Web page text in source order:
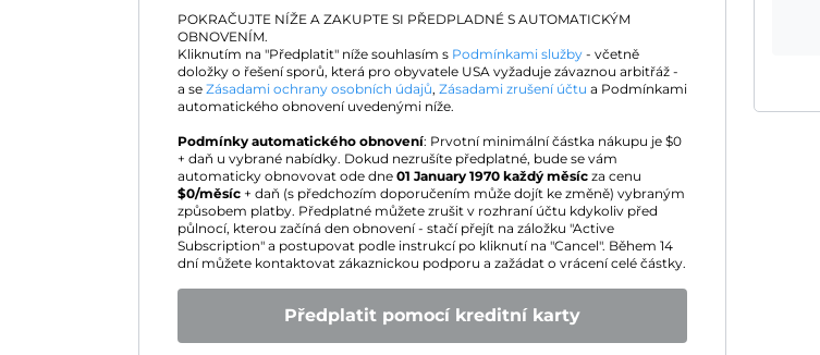
POKRAČUJTE NÍŽE A ZAKUPTE SI PŘEDPLADNÉ S AUTOMATICKÝM
OBNOVENÍM.
Kliknutím na "Předplatit" níže souhlasím s Podmínkami služby - včetně
doložky o řešení sporů, která pro obyvatele USA vyžaduje závaznou arbitřáž -
a se Zásadami ochrany osobních údajů, Zásadami zrušení účtu a Podmínkami
automatického obnovení uvedenými níže.
Podmínky automatického obnovení: Prvotní minimální částka nákupu je $0
+ daň u vybrané nabídky. Dokud nezrušíte předplatné, bude se vám
automaticky obnovovat ode dne 01 January 1970 každý měsíc za cenu
$0/měsíc + daň (s předchozím doporučením může dojít ke změně) vybraným
způsobem platby. Předplatné můžete zrušit v rozhraní účtu kdykoliv před
půlnocí, kterou začíná den obnovení - stačí přejít na záložku "Active
Subscription" a postupovat podle instrukcí po kliknutí na "Cancel". Během 14
dní můžete kontaktovat zákaznickou podporu a zažádat o vrácení celé částky.
Předplatit pomocí kreditní karty